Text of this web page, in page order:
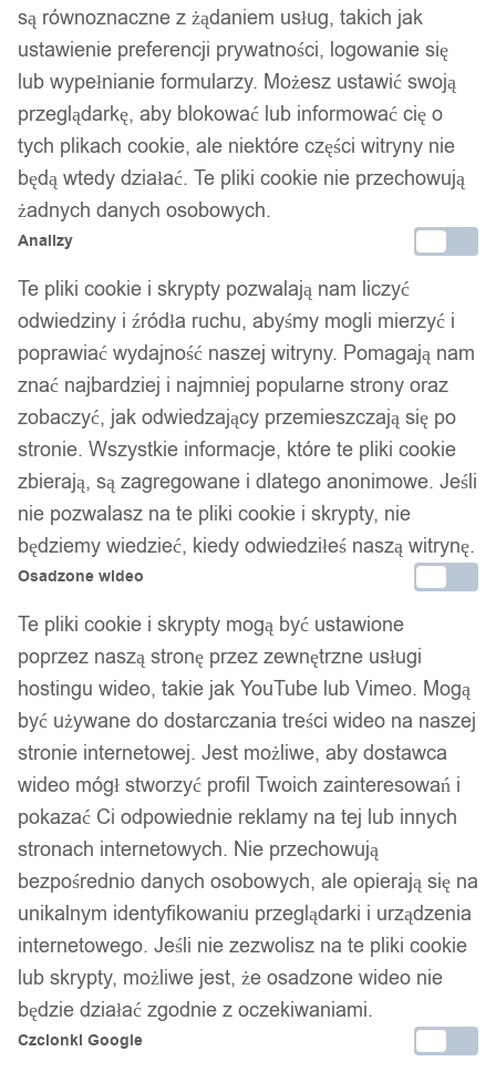
Zestaw 16szt LUSTER Diamenty
Trójkąty OZDOBA 267
24,99zł
Zestaw 24 szt LUSTER Akrylowych
Wzorki Ozdoba 264
24,99zł
są równoznaczne z żądaniem usług, takich jak
ustawienie preferencji prywatności, logowanie się
lub wypełnianie formularzy. Możesz ustawić swoją
przeglądarkę, aby blokować lub informować cię o
tych plikach cookie, ale niektóre części witryny nie
będą wtedy działać. Te pliki cookie nie przechowują
żadnych danych osobowych.
Analizy
Te pliki cookie i skrypty pozwalają nam liczyć
odwiedziny i źródła ruchu, abyśmy mogli mierzyć i
poprawiać wydajność naszej witryny. Pomagają nam
znać najbardziej i najmniej popularne strony oraz
zobaczyć, jak odwiedzający przemieszczają się po
stronie. Wszystkie informacje, które te pliki cookie
zbierają, są zagregowane i dlatego anonimowe. Jeśli
nie pozwalasz na te pliki cookie i skrypty, nie
będziemy wiedzieć, kiedy odwiedziłeś naszą witrynę.
Osadzone wideo
Te pliki cookie i skrypty mogą być ustawione
poprzez naszą stronę przez zewnętrzne usługi
hostingu wideo, takie jak YouTube lub Vimeo. Mogą
być używane do dostarczania treści wideo na naszej
stronie internetowej. Jest możliwe, aby dostawca
wideo mógł stworzyć profil Twoich zainteresowań i
pokazać Ci odpowiednie reklamy na tej lub innych
stronach internetowych. Nie przechowują
bezpośrednio danych osobowych, ale opierają się na
unikalnym identyfikowaniu przeglądarki i urządzenia
internetowego. Jeśli nie zezwolisz na te pliki cookie
lub skrypty, możliwe jest, że osadzone wideo nie
będzie działać zgodnie z oczekiwaniami.
Czcionki Google